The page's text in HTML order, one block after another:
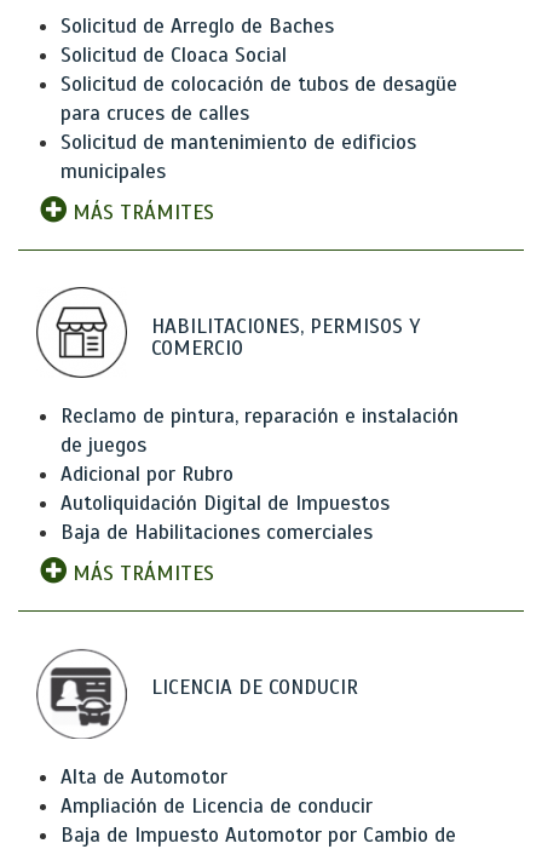
Solicitud de Arreglo de Baches
Solicitud de Cloaca Social
Solicitud de colocación de tubos de desagüe
para cruces de calles
Solicitud de mantenimiento de edificios
municipales
MÁS TRÁMITES
HABILITACIONES, PERMISOS Y
COMERCIO
Reclamo de pintura, reparación e instalación
de juegos
Adicional por Rubro
Autoliquidación Digital de Impuestos
Baja de Habilitaciones comerciales
MÁS TRÁMITES
LICENCIA DE CONDUCIR
Alta de Automotor
Ampliación de Licencia de conducir
Baja de Impuesto Automotor por Cambio de